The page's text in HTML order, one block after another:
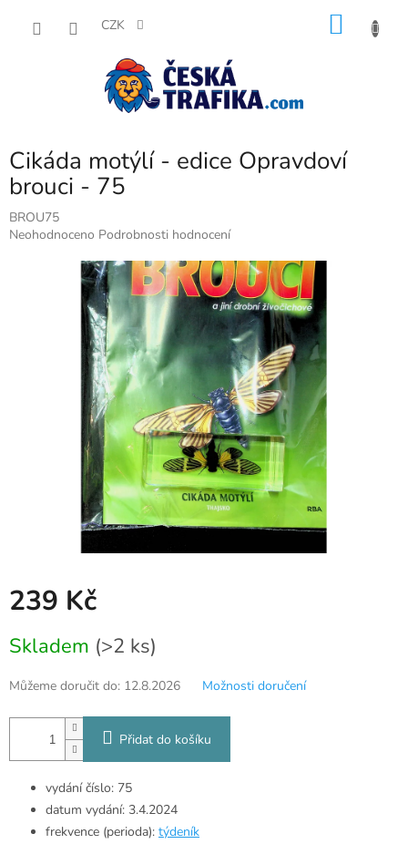
CZK
Cikáda motýlí - edice Opravdoví
brouci - 75
BROU75
Průměrné
Neohodnoceno Podrobnosti hodnocení
239 Kč
cena:
Skladem (>2 ks)
Můžeme doručit do: 12.8.2026 Možnosti doručení
Přidat do košíku
vydání číslo: 75
datum vydání: 3.4.2024
frekvence (perioda): týdeník